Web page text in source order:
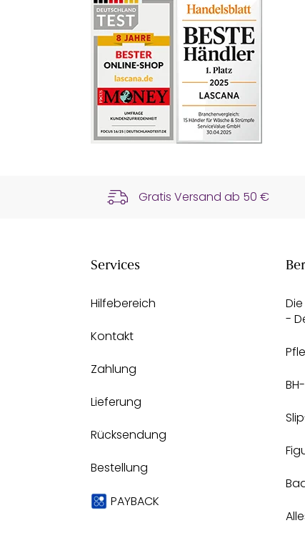
Gratis Versand ab 50 €
Services
Hilfebereich
Kontakt
Zahlung
Lieferung
Rücksendung
Bestellung
PAYBACK
-